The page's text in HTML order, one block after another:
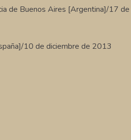
de Buenos Aires [Argentina]/17
10 de diciembre de 2013